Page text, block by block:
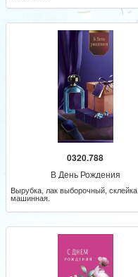
0320.788
В День Рождения
Вырубка, лак выборочный, склейка
машинная.